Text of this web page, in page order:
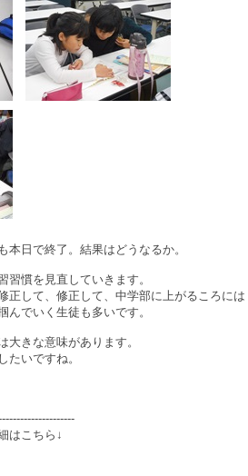
本日で終了。結果はどうなるか。
習慣を見直していきます。
正して、修正して、中学部に上がるころには
んでいく生徒も多いです。
大きな意味があります。
たいですね。
はこちら↓